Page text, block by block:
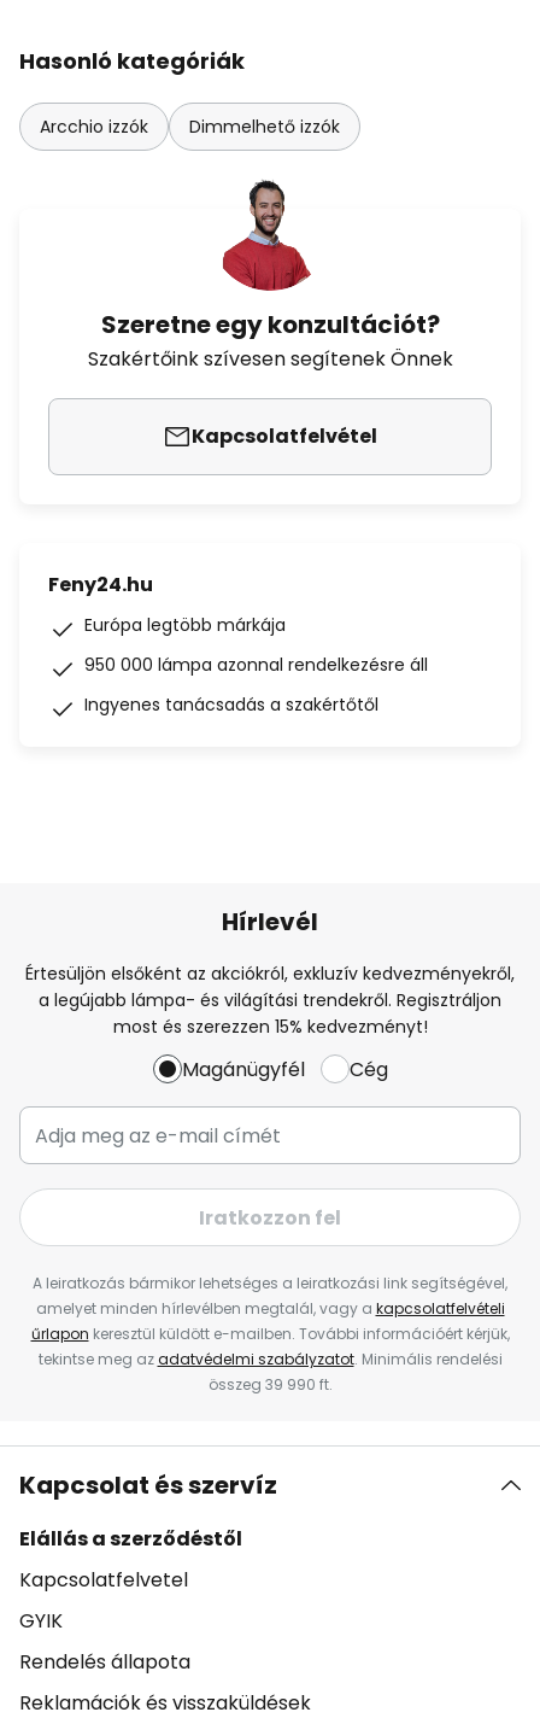
Hasonló kategóriák
Arcchio izzók Dimmelhető izzók
Szeretne egy konzultációt?
Szakértőink szívesen segítenek Önnek
Kapcsolatfelvétel
Feny24.hu
Európa legtöbb márkája
950 000 lámpa azonnal rendelkezésre áll
Ingyenes tanácsadás a szakértőtől
Hírlevél
Értesüljön elsőként az akciókról, exkluzív kedvezményekről,
a legújabb lámpa- és világítási trendekről. Regisztráljon
most és szerezzen 15% kedvezményt!
Magánügyfél Cég
Iratkozzon fel
A leiratkozás bármikor lehetséges a leiratkozási link segítségével,
amelyet minden hírlevélben megtalál, vagy a kapcsolatfelvételi
űrlapon keresztül küldött e-mailben. További információért kérjük,
tekintse meg azadatvédelmi szabályzatot. Minimális rendelési
összeg 39 990 ft.
Kapcsolat és szervíz
Elállás a szerződéstől
Kapcsolatfelvetel
GYIK
Rendelés állapota
Reklamációk és visszaküldések